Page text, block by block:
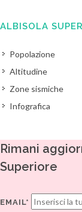
ALBISOLA
Popolazione
Altitudine
Zone sismiche
Infografica
Rimani
Superiore
EMAIL*